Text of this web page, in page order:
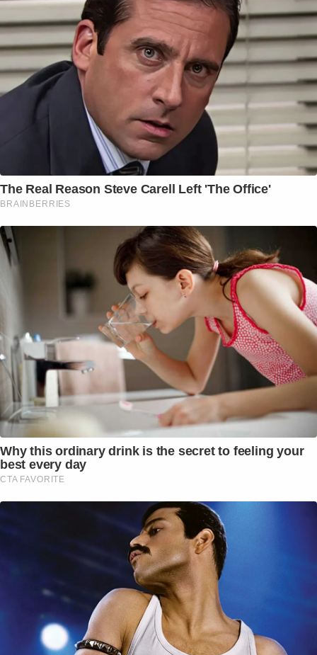
The Real Reason Steve Carell Left 'The Office'
BRAINBERRIES
Why this ordinary drink is the secret to feeling your
best every day
CTA FAVORITE